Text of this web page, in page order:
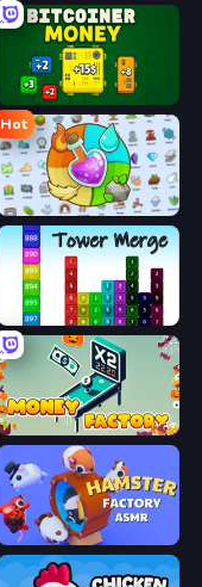
BitCoiner
Hot
Alchemy: Merge Elements
Tower Merge
Money Factory
Hamster Factory ASMR